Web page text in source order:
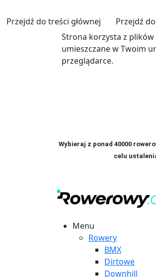
Przejdź do treści głównej Przejdź
Strona korzysta z
umieszczane w Twoim
przeglądarce.
Wybieraj z ponad 40000
celu
Menu
Rowery
BMX
Dirtowe
Downhill